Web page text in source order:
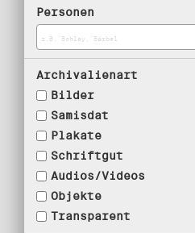
Personen
Archivalienart
Bilder
Samisdat
Plakate
Schriftgut
Audios/Videos
Objekte
Transparent